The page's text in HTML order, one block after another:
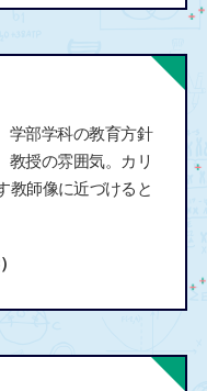
学部学科の教育方針
教授の雰囲気。カリ
教師像に近づけると